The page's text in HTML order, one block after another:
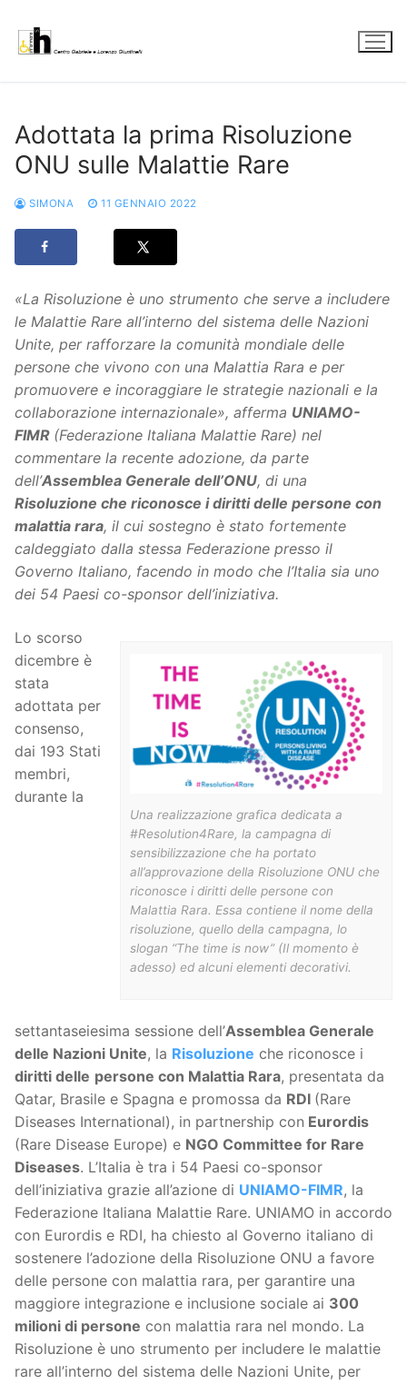
contenuto
Adottata la prima Risoluzione
ONU sulle Malattie Rare
SIMONA 11 GENNAIO 2022
«La Risoluzione è uno strumento che serve a includere
le Malattie Rare all’interno del sistema delle Nazioni
Unite, per rafforzare la comunità mondiale delle
persone che vivono con una Malattia Rara e per
promuovere e incoraggiare le strategie nazionali e la
collaborazione internazionale», afferma UNIAMO-
FIMR (Federazione Italiana Malattie Rare) nel
commentare la recente adozione, da parte
dell’Assemblea Generale dell’ONU, di una
Risoluzione che riconosce i diritti delle persone con
malattia rara, il cui sostegno è stato fortemente
caldeggiato dalla stessa Federazione presso il
Governo Italiano, facendo in modo che l’Italia sia uno
dei 54 Paesi co-sponsor dell’iniziativa.
Una realizzazione grafica dedicata a
#Resolution4Rare, la campagna di
sensibilizzazione che ha portato
all’approvazione della Risoluzione ONU che
riconosce i diritti delle persone con
Malattia Rara. Essa contiene il nome della
risoluzione, quello della campagna, lo
slogan “The time is now” (Il momento è
adesso) ed alcuni elementi decorativi.
Lo scorso
dicembre è
stata
adottata per
consenso,
dai 193 Stati
membri,
durante la
settantaseiesima sessione dell’Assemblea Generale
delle Nazioni Unite, la Risoluzione che riconosce i
diritti delle persone con Malattia Rara, presentata da
Qatar, Brasile e Spagna e promossa da RDI (Rare
Diseases International), in partnership con Eurordis
(Rare Disease Europe) e NGO Committee for Rare
Diseases. L’Italia è tra i 54 Paesi co-sponsor
dell’iniziativa grazie all’azione di UNIAMO-FIMR, la
Federazione Italiana Malattie Rare. UNIAMO in accordo
con Eurordis e RDI, ha chiesto al Governo italiano di
sostenere l’adozione della Risoluzione ONU a favore
delle persone con malattia rara, per garantire una
maggiore integrazione e inclusione sociale ai 300
milioni di persone con malattia rara nel mondo. La
Risoluzione è uno strumento per includere le malattie
rare all’interno del sistema delle Nazioni Unite, per